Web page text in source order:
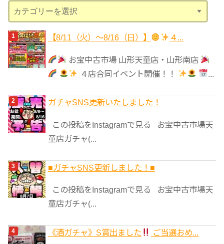
テ
ゴ
リ
ー
【8/11（火）～8/16（日）】 ４...
お宝中古市場 山形天童店・山形南店
４店合同イベント開催！！
ガチャSNS更新いたしました！
この投稿をInstagramで見る お宝中古市場天
童店ガチャ(...
■ガチャSNS更新しました！■
この投稿をInstagramで見る お宝中古市場天
童店ガチャ(...
《酒ガチャ》S賞出ました ご当選おめ...